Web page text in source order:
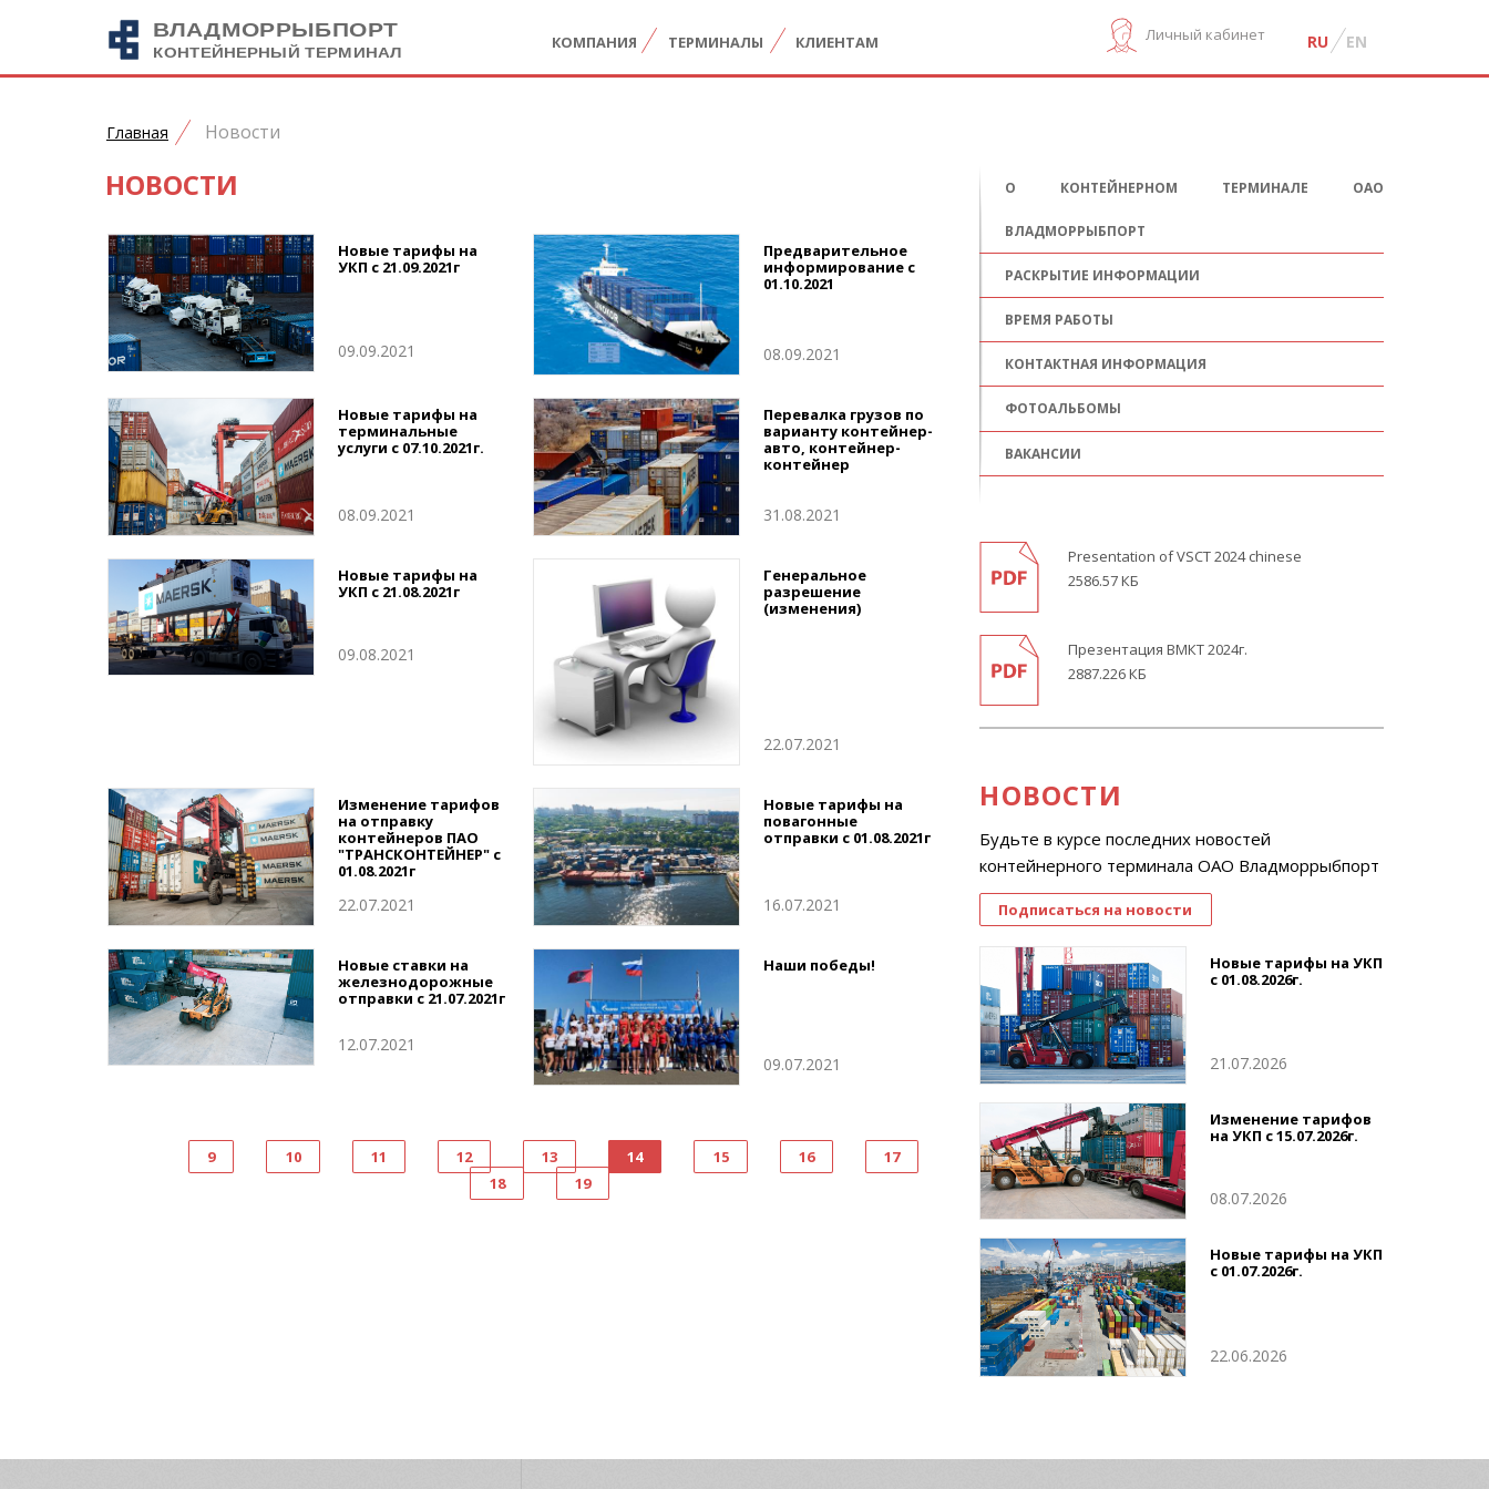
КОМПАНИЯ ТЕРМИНАЛЫ КЛИЕНТАМ Личный кабинет RU EN
Главная Новости
НОВОСТИ
Новые тарифы на
УКП с 21.09.2021г
09.09.2021
Предварительное
информирование с
01.10.2021
08.09.2021
Новые тарифы на
терминальные
услуги с 07.10.2021г.
08.09.2021
Перевалка грузов по
варианту контейнер-
авто, контейнер-
контейнер
31.08.2021
Новые тарифы на
УКП с 21.08.2021г
09.08.2021
Генеральное
разрешение
(изменения)
22.07.2021
Изменение тарифов
на отправку
контейнеров ПАО
"ТРАНСКОНТЕЙНЕР" с
01.08.2021г
22.07.2021
Новые тарифы на
повагонные
отправки с 01.08.2021г
16.07.2021
Новые ставки на
железнодорожные
отправки с 21.07.2021г
12.07.2021
Наши победы!
09.07.2021
9 10 11 12 13 14 15 16
17
18
19
О КОНТЕЙНЕРНОМ ТЕРМИНАЛЕ ОАО
ВЛАДМОРРЫБПОРТ
РАСКРЫТИЕ ИНФОРМАЦИИ
ВРЕМЯ РАБОТЫ
КОНТАКТНАЯ ИНФОРМАЦИЯ
ФОТОАЛЬБОМЫ
ВАКАНСИИ
Presentation of VSCT 2024 chinese
2586.57 КБ
Презентация ВМКТ 2024г.
2887.226 КБ
НОВОСТИ
Будьте в курсе последних новостей
контейнерного терминала ОАО Владморрыбпорт
Подписаться на новости
Новые тарифы на УКП
с 01.08.2026г.
21.07.2026
Изменение тарифов
на УКП с 15.07.2026г.
08.07.2026
Новые тарифы на УКП
с 01.07.2026г.
22.06.2026